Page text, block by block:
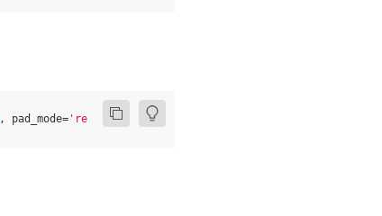
, pad_mode= 'reflect' normalized